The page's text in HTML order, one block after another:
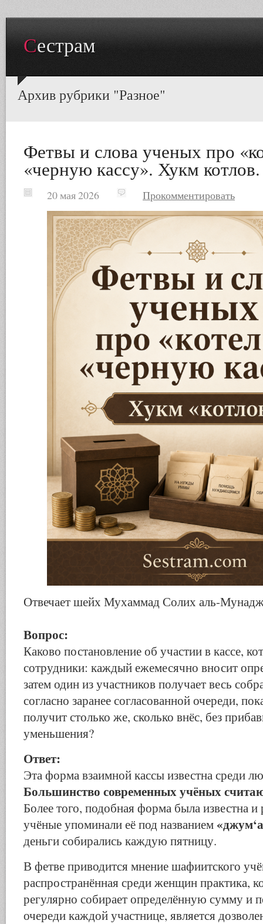
Сестрам
Архив рубрики "Разное"
Фетвы и слова ученых про
«черную кассу». Хукм котлов.
20 мая 2026 Прокомментировать
Отвечает шейх Мухаммад Солих аль-
Вопрос:
Каково постановление об участии в кассе,
сотрудники: каждый ежемесячно вносит
затем один из участников получает весь
согласно заранее согласованной очереди,
получит столько же, сколько внёс, без
уменьшения?
Ответ:
Эта форма взаимной кассы известна среди
Большинство современных учёных
Более того, подобная форма была известна
учёные упоминали её под названием
деньги собирались каждую пятницу.
В фетве приводится мнение шафиитского
распространённая среди женщин практика,
регулярно собирает определённую сумму и
очереди каждой участнице, является